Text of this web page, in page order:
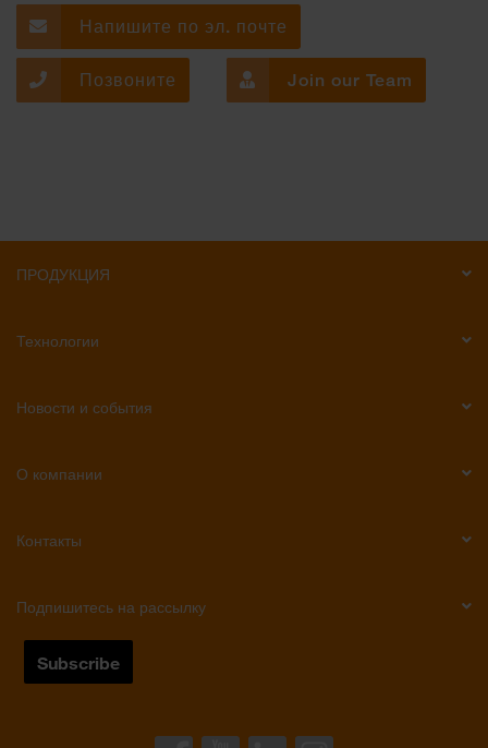
Напишите по эл. почте
Позвоните Join our Team
ПРОДУКЦИЯ
Технологии
Новости и события
О компании
Контакты
Подпишитесь на рассылку